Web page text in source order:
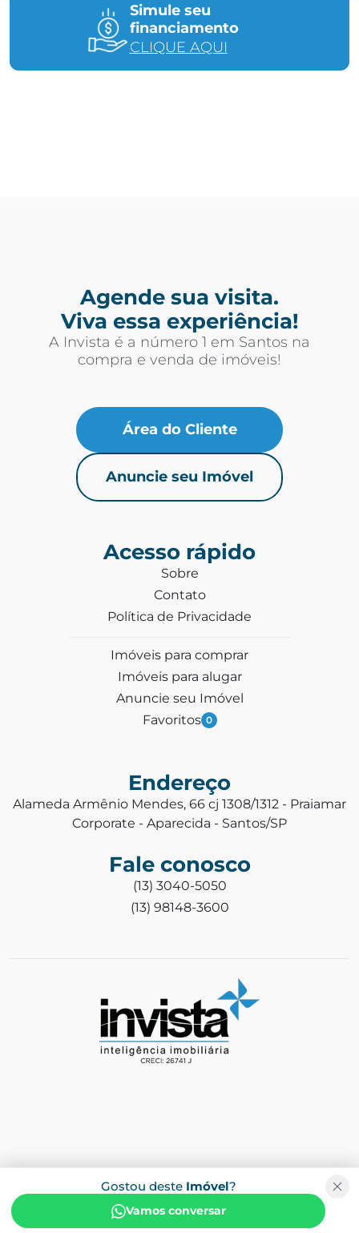
Simule seu
financiamento
CLIQUE AQUI
Gostou deste Imóvel?
Vamos conversar
Agende sua visita.
Viva essa experiência!
A Invista é a número 1 em Santos na
compra e venda de imóveis!
Área do Cliente
Anuncie seu Imóvel
Acesso rápido
Sobre
Contato
Política de Privacidade
Imóveis para comprar
Imóveis para alugar
Anuncie seu Imóvel
Favoritos 0
Endereço
Alameda Armênio Mendes, 66 cj 1308/1312 - Praiamar
Corporate - Aparecida - Santos/SP
Fale conosco
(13) 3040-5050
(13) 98148-3600